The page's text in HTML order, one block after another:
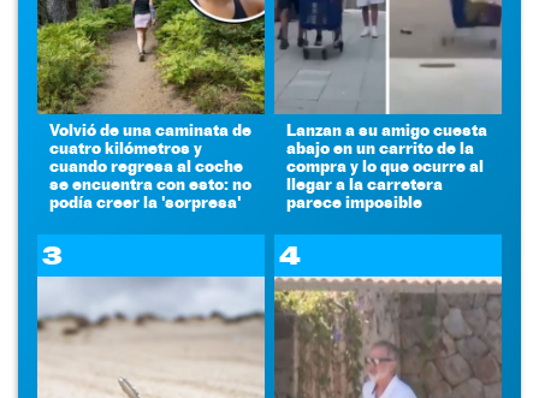
Volvió de una caminata de
cuatro kilómetros y
cuando regresa al coche
se encuentra con esto: no
podía creer la 'sorpresa'
Lanzan a su amigo cuesta
abajo en un carrito de la
compra y lo que ocurre al
llegar a la carretera
parece imposible
3 4